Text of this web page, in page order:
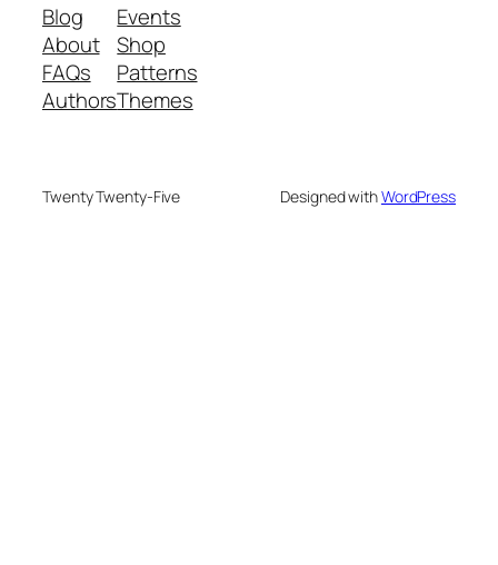
Blog
About
FAQs
Authors
Events
Shop
Patterns
Themes
Twenty Twenty-Five Designed withWordPress